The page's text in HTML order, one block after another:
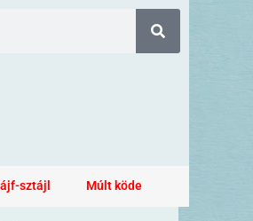
sztájl Múlt köde